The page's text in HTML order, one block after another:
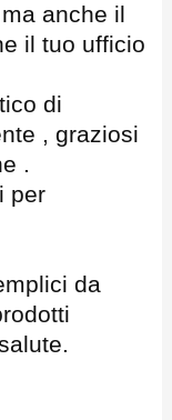
anche il
il tuo ufficio
di
, graziosi
.
per
da